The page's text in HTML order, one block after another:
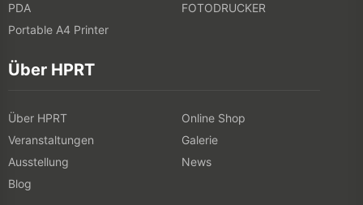
PDA
FOTODRUCKER
Portable A4 Printer
Über HPRT
Über HPRT
Online Shop
Veranstaltungen
Galerie
Ausstellung
News
Blog